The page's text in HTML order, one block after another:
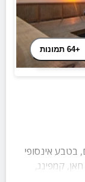
+64 תמונות
בטבע אינסופי
קמפינג,